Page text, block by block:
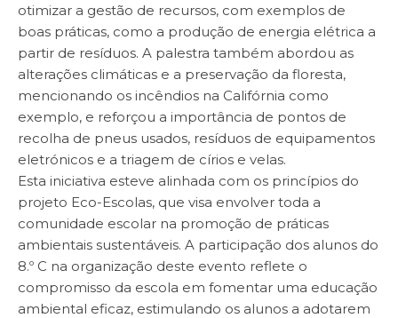
otimizar a gestão de recursos, com exemplos de
boas práticas, como a produção de energia elétrica a
partir de resíduos. A palestra também abordou as
alterações climáticas e a preservação da floresta,
mencionando os incêndios na Califórnia como
exemplo, e reforçou a importância de pontos de
recolha de pneus usados, resíduos de equipamentos
eletrónicos e a triagem de círios e velas.
Esta iniciativa esteve alinhada com os princípios do
projeto Eco-Escolas, que visa envolver toda a
comunidade escolar na promoção de práticas
ambientais sustentáveis. A participação dos alunos do
8.º C na organização deste evento reflete o
compromisso da escola em fomentar uma educação
ambiental eficaz, estimulando os alunos a adotarem